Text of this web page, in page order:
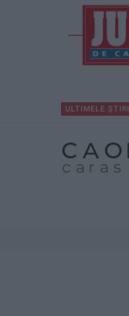
ULTIMELE ȘTIRI